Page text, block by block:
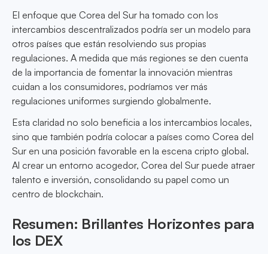
El enfoque que Corea del Sur ha tomado con los
intercambios descentralizados podría ser un modelo para
otros países que están resolviendo sus propias
regulaciones. A medida que más regiones se den cuenta
de la importancia de fomentar la innovación mientras
cuidan a los consumidores, podríamos ver más
regulaciones uniformes surgiendo globalmente.
Esta claridad no solo beneficia a los intercambios locales,
sino que también podría colocar a países como Corea del
Sur en una posición favorable en la escena cripto global.
Al crear un entorno acogedor, Corea del Sur puede atraer
talento e inversión, consolidando su papel como un
centro de blockchain.
Resumen: Brillantes Horizontes para
los DEX